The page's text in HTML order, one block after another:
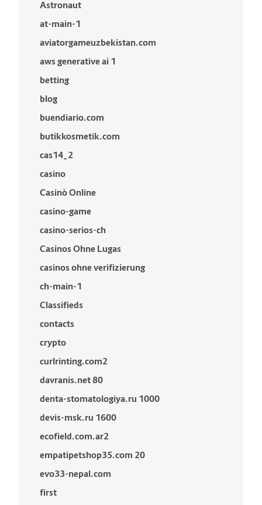
Astronaut
at-main-1
aviatorgameuzbekistan.com
aws generative ai 1
betting
blog
buendiario.com
butikkosmetik.com
cas14_2
casino
Casinò Online
casino-game
casino-serios-ch
Casinos Ohne Lugas
casinos ohne verifizierung
ch-main-1
Classifieds
contacts
crypto
curlrinting.com2
davranis.net 80
denta-stomatologiya.ru 1000
devis-msk.ru 1600
ecofield.com.ar2
empatipetshop35.com 20
evo33-nepal.com
first